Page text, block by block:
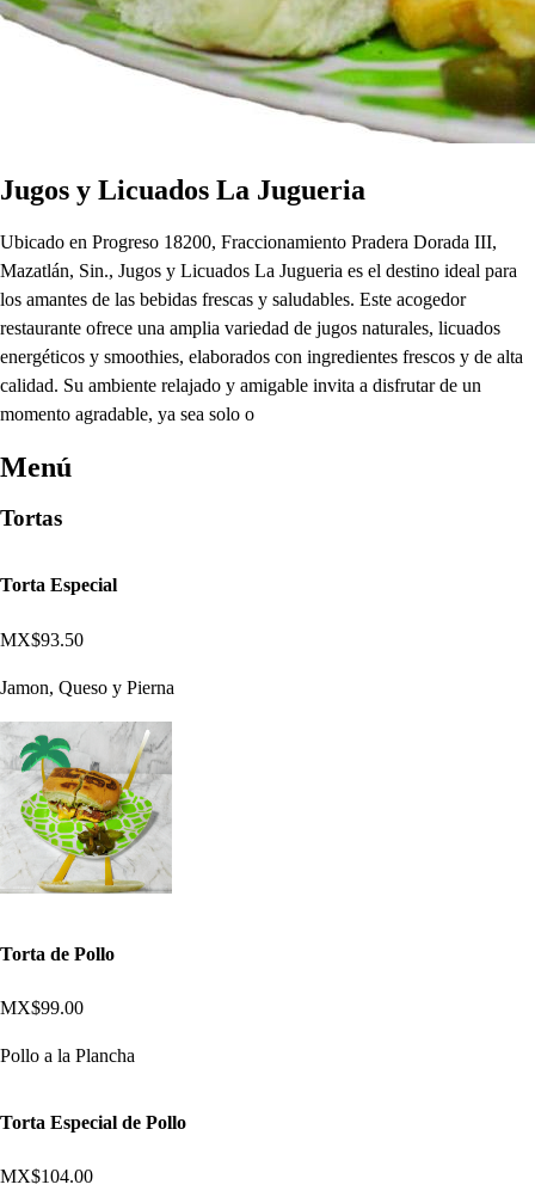
Jugos y Licuados La Jugueria
Ubicado en Progreso 18200, Fraccionamiento Pradera Dorada III,
Mazatlán, Sin., Jugos y Licuados La Jugueria es el destino ideal para
los amantes de las bebidas frescas y saludables. Este acogedor
restaurante ofrece una amplia variedad de jugos naturales, licuados
energéticos y smoothies, elaborados con ingredientes frescos y de alta
calidad. Su ambiente relajado y amigable invita a disfrutar de un
momento agradable, ya sea solo o
Menú
Tortas
Torta Especial
MX$93.50
Jamon, Queso y Pierna
Torta de Pollo
MX$99.00
Pollo a la Plancha
Torta Especial de Pollo
MX$104.00